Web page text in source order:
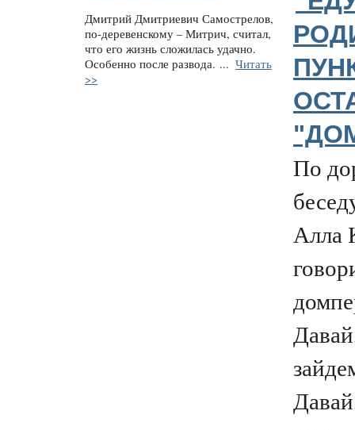
Дмитрий Дмитриевич Самострелов,
по-деревенскому – Митрич, считал,
что его жизнь сложилась удачно.
Особенно после развода. ... Читать
>>
По
Алла